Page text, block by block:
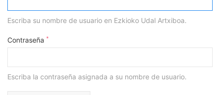
a
la
navegación
Escriba su nombre de usuario en Ezkioko Udal Artxiboa.
Contraseña *
Escriba la contraseña asignada a su nombre de usuario.